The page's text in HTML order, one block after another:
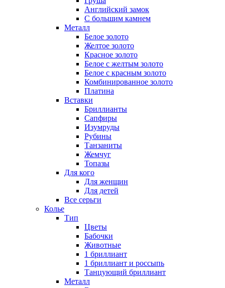
Английский замок
С большим камнем
Металл
Белое золото
Желтое золото
Красное золото
Белое с желтым золото
Белое с красным золото
Комбинированное золото
Платина
Вставки
Бриллианты
Сапфиры
Изумруды
Рубины
Танзаниты
Жемчуг
Топазы
Для кого
Для женщин
Для детей
Все серьги
Колье
Тип
Цветы
Бабочки
Животные
1 бриллиант
1 бриллиант и россыпь
Танцующий бриллиант
Металл